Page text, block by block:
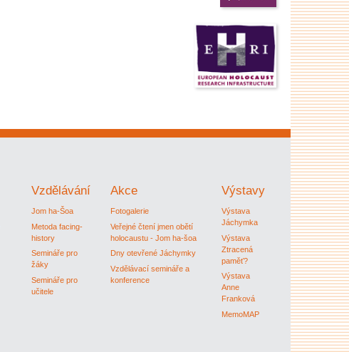
Vzdělávání
Jom ha-Šoa
Metoda facing-
history
Semináře pro
žáky
Semináře pro
učitele
Akce
Fotogalerie
Veřejné čtení jmen obětí
holocaustu - Jom ha-šoa
Dny otevřené Jáchymky
Vzdělávací semináře a
konference
Výstavy
Výstava
Jáchymka
Výstava
Ztracená
paměť?
Výstava
Anne
Franková
MemoMAP